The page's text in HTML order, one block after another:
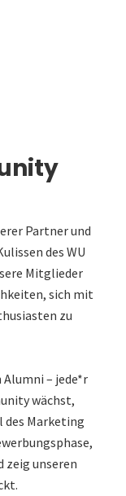
Partner und
des WU
Mitglieder
sich mit
zu
Alumni – jede*r
wächst,
des Marketing
zeig unseren